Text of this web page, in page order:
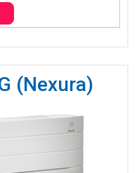
(Nexura)